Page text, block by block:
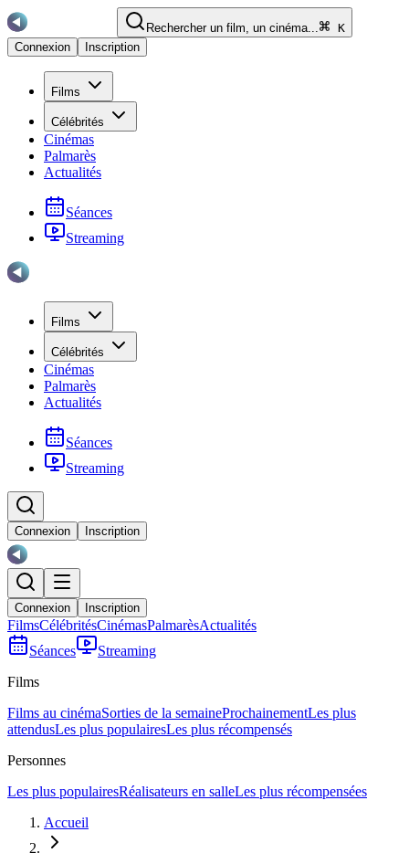
Rechercher un film, un cinéma...
K
Connexion
Inscription
Films
Célébrités
Cinémas
Palmarès
Actualités
Séances
Streaming
Films
Célébrités
Cinémas
Palmarès
Actualités
Séances
Streaming
Connexion Inscription
Connexion Inscription
FilmsCélébritésCinémasPalmarèsActualités
Séances
Streaming
Films
Films au cinémaSorties de la semaineProchainementLes plus
attendusLes plus populairesLes plus récompensés
Personnes
Les plus populairesRéalisateurs en salleLes plus récompensées
Accueil